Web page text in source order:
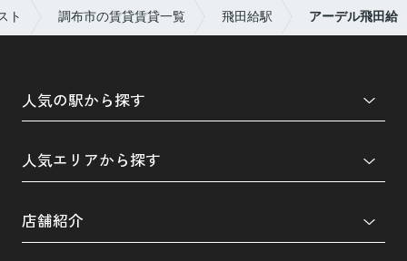
ト 調布市の賃貸賃貸一覧 飛田給駅 アーデル飛田給
人気の駅から探す
人気エリアから探す
店舗紹介